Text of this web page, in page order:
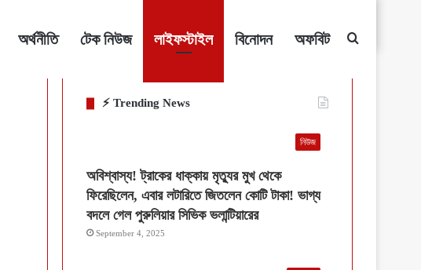
অর্থনীতি টেক নিউজ লাইফস্টাইল বিনোদন অফবিট
⚡ Trending News
নিউজ
অবিশ্বাস্য! ট্রাকের ধাক্কায় মৃত্যুর মুখ থেকে
ফিরেছিলেন, এবার লটারিতে জিতলেন কোটি টাকা! ভাগ্য
বদলে গেল পুরুলিয়ার সিভিক ভলান্টিয়ারের
September 4, 2025